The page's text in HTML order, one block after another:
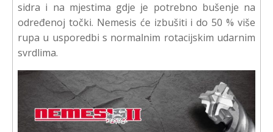
sidra i na mjestima gdje je potrebno bušenje na
određenoj točki. Nemesis će izbušiti i do 50 % više
rupa u usporedbi s normalnim rotacijskim udarnim
svrdlima.